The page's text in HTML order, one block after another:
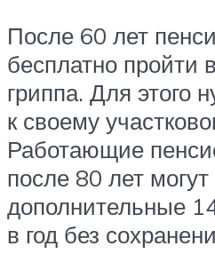
После 60 лет
бесплатно пройти
гриппа. Для этого
к своему
Работающие
после 80 лет могут
дополнительные
в год без